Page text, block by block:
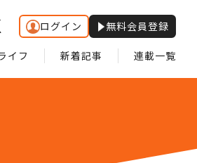
ログイン 無料会員登録
イフ 新着記事 連載一覧